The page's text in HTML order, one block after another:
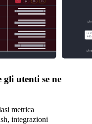
utenti se ne
metrica
integrazioni